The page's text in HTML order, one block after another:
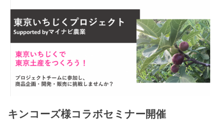
キンコーズ様コラボセミナー開催